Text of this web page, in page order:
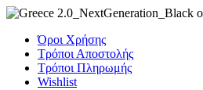
Όροι Χρήσης
Τρόποι Αποστολής
Τρόποι Πληρωμής
Wishlist